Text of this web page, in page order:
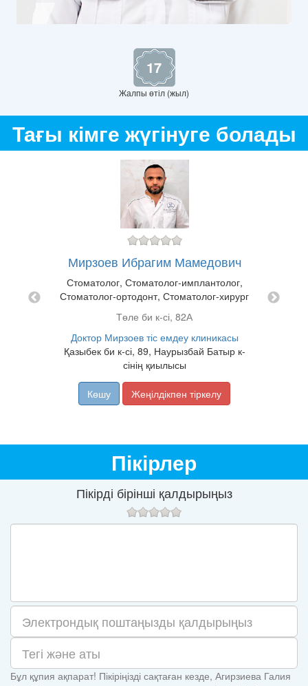
17
Жалпы өтіл (жыл)
Тағы кімге жүгінуге болады
Мирзоев Ибрагим Мамедович
Стоматолог, Стоматолог-имплантолог,
Стоматолог-ортодонт, Стоматолог-хирург
Төле би к-сі, 82А
Доктор Мирзоев тіс емдеу клиникасы
Қазыбек би к-сі, 89, Наурызбай Батыр к-
сінің қиылысы
Көшу Жеңілдікпен тіркелу
Пікірлер
Пікірді бірінші қалдырыңыз
Бұл құпия ақпарат! Пікіріңізді сақтаған кезде, Агирзиева Галия